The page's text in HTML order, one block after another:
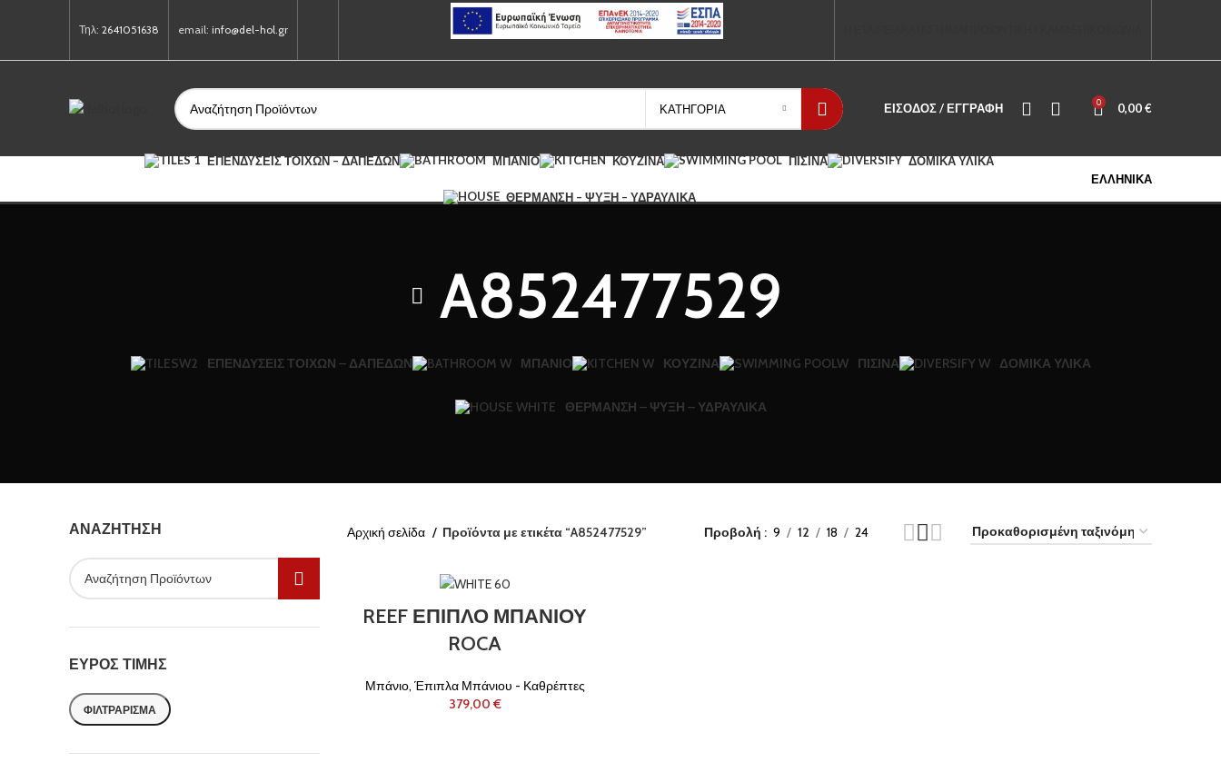
Τηλ: 2641051638 email: info@del-hol.gr
ΚΑΤΗΓΟΡΊΑ ΕΊΣΟΔΟΣ / ΕΓΓΡΑΦΉ 0 0,00€
ΕΠΕΝΔΎΣΕΙΣ ΤΟΊΧΩΝ – ΔΑΠΈΔΩΝ ΜΠΆΝΙΟ ΚΟΥΖΊΝΑ ΠΙΣΊΝΑ ΔΟΜΙΚΆ ΥΛΙΚΆ
ΘΈΡΜΑΝΣΗ – ΨΎΞΗ – ΥΔΡΑΥΛΙΚΆ
ΕΛΛΗΝΙΚΆ
A852477529
ΕΠΕΝΔΎΣΕΙΣ ΤΟΊΧΩΝ – ΔΑΠΈΔΩΝ ΜΠΆΝΙΟ ΚΟΥΖΊΝΑ ΠΙΣΊΝΑ ΔΟΜΙΚΆ ΥΛΙΚΆ
ΘΈΡΜΑΝΣΗ – ΨΎΞΗ – ΥΔΡΑΥΛΙΚΆ
ΑΝΑΖΉΤΗΣΗ
ΕΎΡΟΣ ΤΙΜΉΣ
ΦΙΛΤΡΆΡΙΣΜΑ
Αρχική σελίδα Προϊόντα με ετικέτα “A852477529” Προβολή 9 12 18 24
REEF ΕΠΙΠΛΟ ΜΠΑΝΙΟΥ
ROCA
Μπάνιο, Έπιπλα Μπάνιου - Καθρέπτες
€